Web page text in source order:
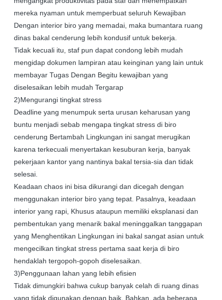
mereka nyaman untuk memperbuat seluruh Kewajiban
Dengan interior biro yang memadai, maka bumantara ruang
dinas bakal cenderung lebih kondusif untuk bekerja.
Tidak kecuali itu, staf pun dapat condong lebih mudah
mengidap dokumen lampiran atau keinginan yang lain untuk
membayar Tugas Dengan Begitu kewajiban yang
diselesaikan lebih mudah Tergarap
2)Mengurangi tingkat stress
Deadline yang menumpuk serta urusan keharusan yang
buntu menjadi sebab mengapa tingkat stress di biro
cenderung Bertambah Lingkungan ini sangat merugikan
karena terkecuali menyertakan kesuburan kerja, banyak
pekerjaan kantor yang nantinya bakal tersia-sia dan tidak
selesai.
Keadaan chaos ini bisa dikurangi dan dicegah dengan
menggunakan interior biro yang tepat. Pasalnya, keadaan
interior yang rapi, Khusus ataupun memiliki eksplanasi dan
pembentukan yang menarik bakal meninggalkan tanggapan
yang Menghentikan Lingkungan ini bakal sangat asian untuk
mengecilkan tingkat stress pertama saat kerja di biro
hendaklah tergopoh-gopoh diselesaikan.
3)Penggunaan lahan yang lebih efisien
Tidak dimungkiri bahwa cukup banyak celah di ruang dinas
yang tidak digunakan dengan baik. Bahkan, ada beberapa